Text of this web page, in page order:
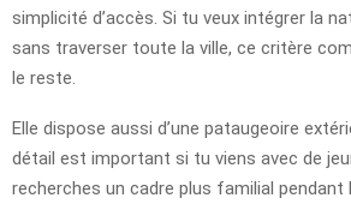
simplicité d’accès. Si tu veux intégrer la
sans traverser toute la ville, ce critère
le reste.
Elle dispose aussi d’une pataugeoire
détail est important si tu viens avec de
recherches un cadre plus familial pendant